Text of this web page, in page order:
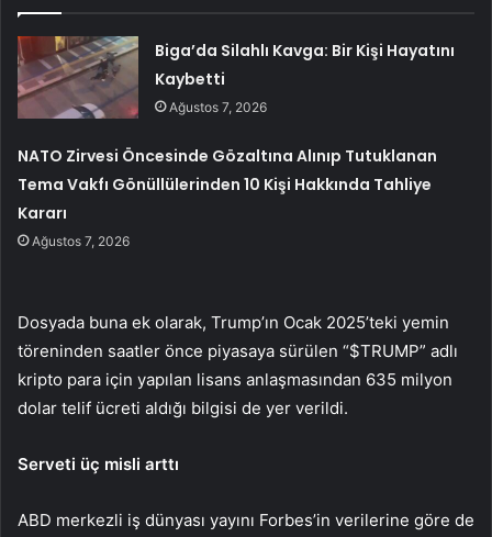
Biga’da Silahlı Kavga: Bir Kişi Hayatını
Kaybetti
Ağustos 7, 2026
NATO Zirvesi Öncesinde Gözaltına Alınıp Tutuklanan
Tema Vakfı Gönüllülerinden 10 Kişi Hakkında Tahliye
Kararı
Ağustos 7, 2026
Dosyada buna ek olarak, Trump’ın Ocak 2025’teki yemin
töreninden saatler önce piyasaya sürülen “$TRUMP” adlı
kripto para için yapılan lisans anlaşmasından 635 milyon
dolar telif ücreti aldığı bilgisi de yer verildi.
Serveti üç misli arttı
ABD merkezli iş dünyası yayını Forbes’in verilerine göre de